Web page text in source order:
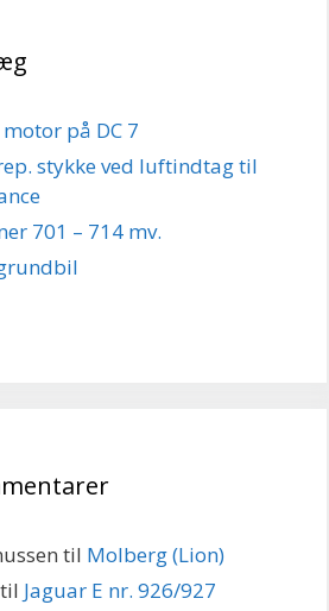
på DC 7
stykke ved luftindtag til
701 – 714 mv.
til Molberg (Lion)
til Jaguar E nr. 926/927